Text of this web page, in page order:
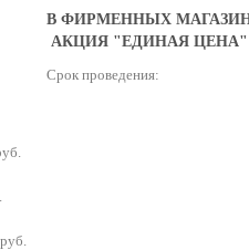
В ФИРМЕННЫХ
АКЦИЯ "ЕДИНАЯ ЦЕНА"
Срок проведения: